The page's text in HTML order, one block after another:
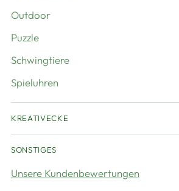
Outdoor
Puzzle
Schwingtiere
Spieluhren
KREATIVECKE
SONSTIGES
Unsere Kundenbewertungen